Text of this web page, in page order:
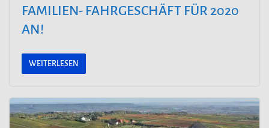
FAMILIEN- FAHRGESCHÄFT FÜR 2020
AN!
WEITERLESEN